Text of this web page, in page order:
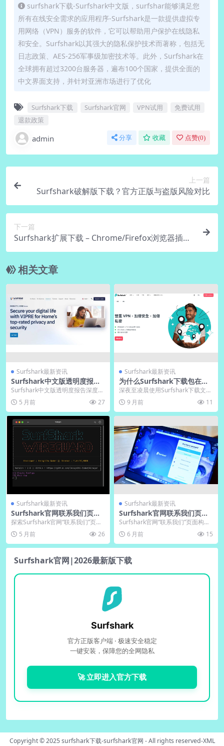
surfshark下载-Surfshark中文版，surfshar能够满足您
所有在线安全需求的应用程序-Surfshark是一款提供虚拟专
用网络（VPN）服务的软件，它可以帮助用户保护在线隐私
和安全。Surfshark以其强大的隐私保护技术而著称，包括无
日志政策、AES-256军事级加密技术等。此外，Surfshark在
全球拥有超过3200台服务器，遍布100个国家，提供全面的
中文界面支持，并针对亚洲市场进行了优化
Surfshark下载 Surfshark官网 VPN试用
免费试用
退款政策
admin 分享 收藏 点赞(0)
上一篇
Surfshark破解版下载？官方正版与盗版风险对比
下一篇
Surfshark扩展下载 – Chrome/Firefox浏览器插件
官方安装
相关文章
Surfshark最新资讯
Surfshark中文版透明度报告
中文摘要发布
Surfshark中文版透明度报告深度解
析：其“无日志”政策是否真实可信？
报告显...
5 月前 27
Surfshark最新资讯
为什么Surfshark下载包在凌
晨速度反而翻倍
深夜至凌晨使用Surfshark下载文
件，网速实现翻倍提升并非偶然。
这一现象源于...
9 月前 11
Surfshark最新资讯
Surfshark官网联系我们页面
多渠道支持对比
探索Surfshark官网“联系我们”页面
的多层次支持体系，获取高效问题
解决路径...
5 月前 26
Surfshark最新资讯
Surfshark官网联系我们页面
多渠道支持对比
Surfshark官网“联系我们”页面构建
了高效立体的用户支持体系，通过
实时聊天...
6 月前 15
Surfshark官网|2026最新版下载
Surfshark
官方正版客户端 · 极速安全稳定
一键安装，保障您的全网隐私
🚀 立即进入官方下载
Copyright © 2025surfshark下载-surfshark官网 - All rights reserved-XML